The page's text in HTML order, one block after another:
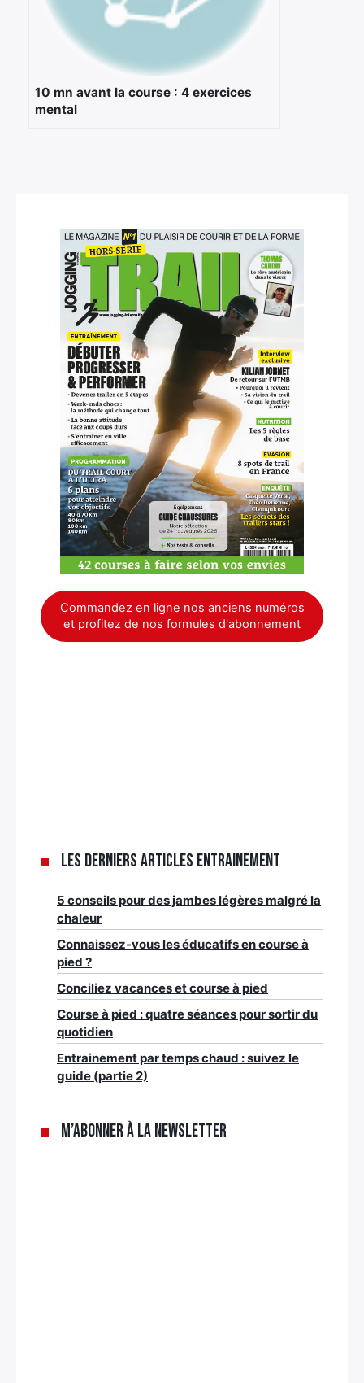
10 mn avant la course : 4 exercices
mental
Commandez en ligne nos anciens numéros
et profitez de nos formules d'abonnement
Les derniers articles Entrainement
5 conseils pour des jambes légères malgré la
chaleur
Connaissez-vous les éducatifs en course à
pied ?
Conciliez vacances et course à pied
Course à pied : quatre séances pour sortir du
quotidien
Entrainement par temps chaud : suivez le
guide (partie 2)
M’abonner à la newsletter
Rechercher